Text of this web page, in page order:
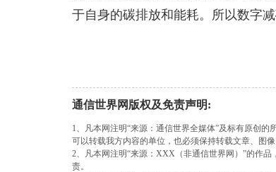
于自身的碳排放和能耗。所以数字
通信世界网版权及免责声明:
1、凡本网注明“来源：通信世界全媒体”及标有原创
可以转载我方内容的单位，也必须保持转载文章、图
2、凡本网注明“来源：XXX（非通信世界网）”的作
责。